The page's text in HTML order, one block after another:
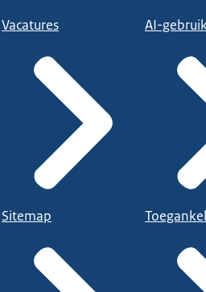
Vacatures
Sitemap
AI-